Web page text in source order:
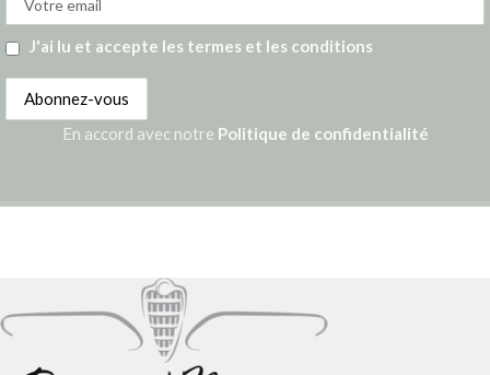
J'ai lu et accepte les termes et les conditions
En accord avec notre Politique de confidentialité